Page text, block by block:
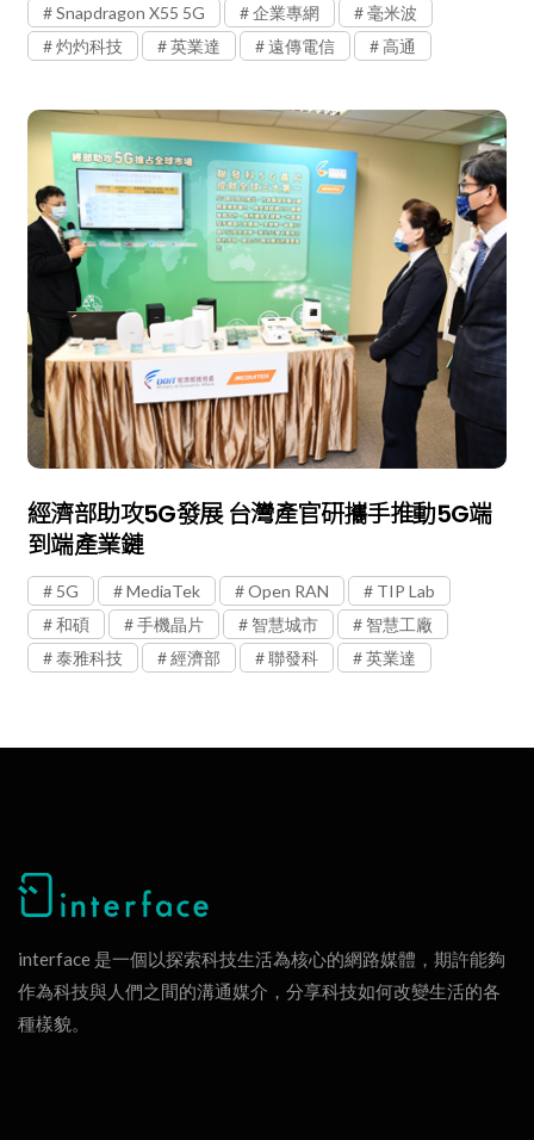
Snapdragon X55 5G
企業專網
毫米波
灼灼科技
英業達 遠傳電信 高通
經濟部助攻5G發展 台灣產官研攜手推動5G端
到端產業鏈
5G MediaTek Open RAN
TIP Lab
和碩
手機晶片 智慧城市
智慧工廠
泰雅科技
經濟部 聯發科 英業達
interface 是一個以探索科技生活為核心的網路媒體，期許能夠
作為科技與人們之間的溝通媒介，分享科技如何改變生活的各
種樣貌。